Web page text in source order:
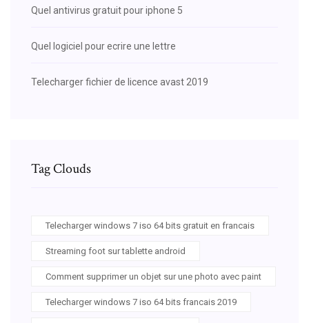
Quel antivirus gratuit pour iphone 5
Quel logiciel pour ecrire une lettre
Telecharger fichier de licence avast 2019
Tag Clouds
Telecharger windows 7 iso 64 bits gratuit en francais
Streaming foot sur tablette android
Comment supprimer un objet sur une photo avec paint
Telecharger windows 7 iso 64 bits francais 2019